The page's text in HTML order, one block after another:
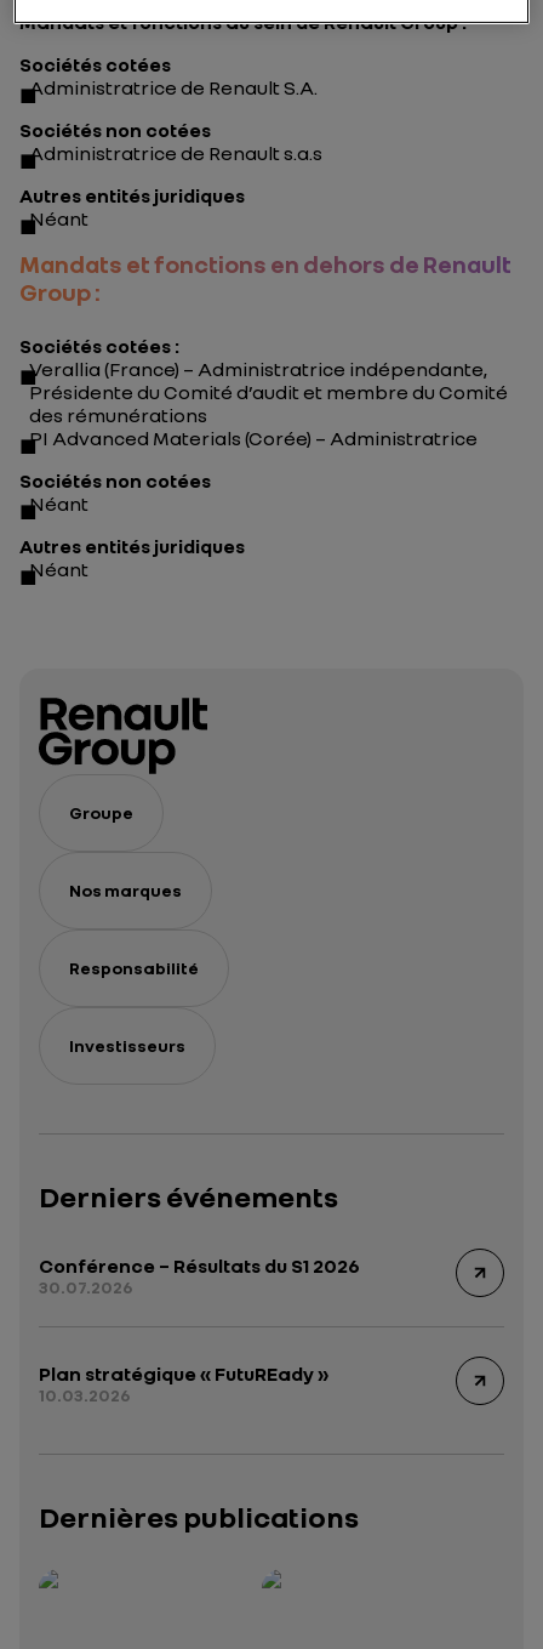
Mandats et fonctions au sein de Renault Group :
Sociétés cotées
Administratrice de Renault S.A.
Sociétés non cotées
Administratrice de Renault s.a.s
Autres entités juridiques
Néant
Mandats et fonctions en dehors de Renault
Group :
Sociétés cotées :
Verallia (France) – Administratrice indépendante,
Présidente du Comité d’audit et membre du Comité
des rémunérations
PI Advanced Materials (Corée) – Administratrice
Sociétés non cotées
Néant
Autres entités juridiques
Néant
Groupe
Nos marques
Responsabilité
Investisseurs
Derniers événements
Conférence – Résultats du S1 2026
30.07.2026
Plan stratégique « FutuREady »
10.03.2026
Dernières publications
Rapport intégré 2025 – 2026— données structurées (JSON)
Présentation institutionnelle 2026